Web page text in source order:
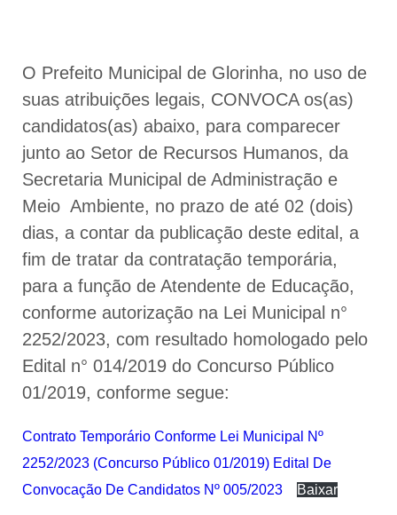
O Prefeito Municipal de Glorinha, no uso de
suas atribuições legais, CONVOCA os(as)
candidatos(as) abaixo, para comparecer
junto ao Setor de Recursos Humanos, da
Secretaria Municipal de Administração e
Meio Ambiente, no prazo de até 02 (dois)
dias, a contar da publicação deste edital, a
fim de tratar da contratação temporária,
para a função de Atendente de Educação,
conforme autorização na Lei Municipal n°
2252/2023, com resultado homologado pelo
Edital n° 014/2019 do Concurso Público
01/2019, conforme segue:
Contrato Temporário Conforme Lei Municipal Nº
2252/2023 (Concurso Público 01/2019) Edital De
Convocação De Candidatos Nº 005/2023
Baixar